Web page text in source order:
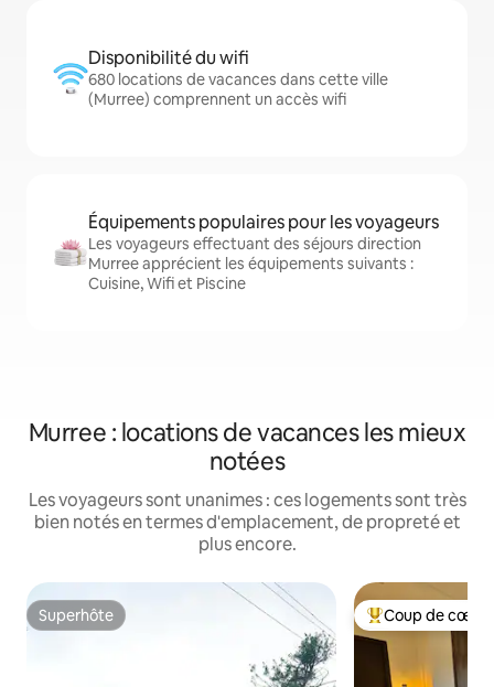
Disponibilité du wifi
680 locations de vacances dans cette ville
(Murree) comprennent un accès wifi
Équipements populaires pour les voyageurs
Les voyageurs effectuant des séjours direction
Murree apprécient les équipements suivants :
Cuisine, Wifi et Piscine
Murree : locations de vacances les mieux
notées
Les voyageurs sont unanimes : ces logements sont très
bien notés en termes d'emplacement, de propreté et
plus encore.
Superhôte
Superhôte Coups de cœur
Coup de cœur